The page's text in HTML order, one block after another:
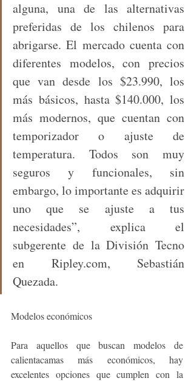
alguna, una de las alternativas
preferidas de los chilenos para
abrigarse. El mercado cuenta con
diferentes modelos, con precios
que van desde los $23.990, los
más básicos, hasta $140.000, los
más modernos, que cuentan con
temporizador o ajuste de
temperatura. Todos son muy
seguros y funcionales, sin
embargo, lo importante es adquirir
uno que se ajuste a tus
necesidades”, explica el
subgerente de la División Tecno
en Ripley.com, Sebastián
Quezada.
Modelos económicos
Para aquellos que buscan modelos de
calientacamas más económicos, hay
excelentes opciones que cumplen con la